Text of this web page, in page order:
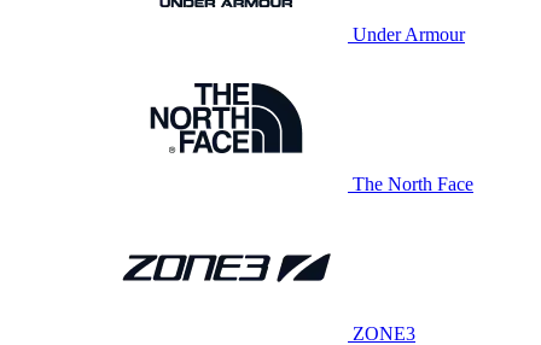
Under Armour
The North Face
ZONE3